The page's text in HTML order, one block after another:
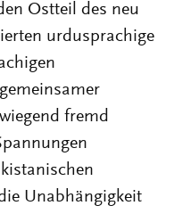
Ostteil des neu
urdusprachige
fremd
Unabhängigkeit